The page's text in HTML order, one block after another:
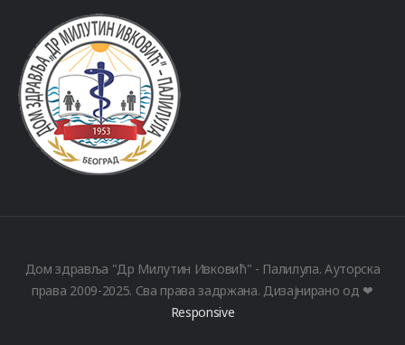
Дом здравља "Др Милутин Ивковић" - Палилула. Ауторска
права 2009-2025. Сва права задржана. Дизајнирано од ❤
Responsive